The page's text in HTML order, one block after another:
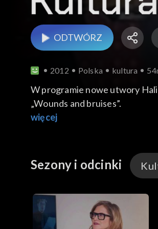
ODTWÓRZ
2012 Polska kultura
W programie nowe utwory
„Wounds and bruises”.
więcej
Sezony i odcinki